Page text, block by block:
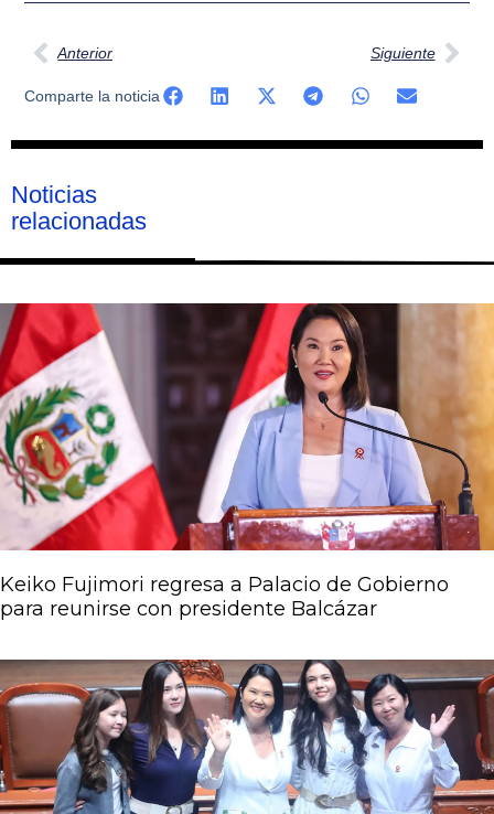
Anterior Siguiente
Comparte la noticia
Noticias
relacionadas
Keiko Fujimori regresa a Palacio de Gobierno
para reunirse con presidente Balcázar
PáginaPágina
Página
Página
Página